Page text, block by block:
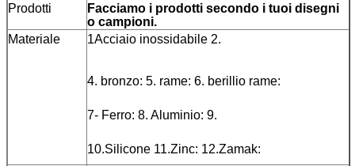
Prodotti
Facciamo i prodotti secondo i tuoi disegni
o campioni.
Materiale
1Acciaio inossidabile 2.
4. bronzo: 5. rame: 6. berillio rame:
7- Ferro: 8. Aluminio: 9.
10.Silicone 11.Zinc: 12.Zamak: